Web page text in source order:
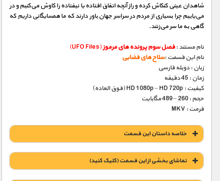
شناخت کودکان
طبیعت
فرهنگ / هنر
کیهان / نجوم
گردشگری
ماورایی
مسابقات / ورزشی
مستند های اختصاصی
شاهدان عینی كنكاش كرده و راز آنچه اتفاق‌ افتاده یا نیفتاده را کاوش می‌كنیم و در
می‌یابیم چرا بسیاری از مردم در سراسر جهان باور دارند که ما همسایگانی داریم که
گاهی به ما سر می‌زنند.
نام مستند :فصل سوم پرونده های مرموز(UFO Files)
نام این قسمت :سلاح های فضایی
زبان : دوبله فارسی
زمان : 45 دقیقه
کیفیت : HD 1080p – HD 720p (فوق العاده)
حجم : 260 – 489 مگابایت
فرمت : MKV
خلاصه داستان این قسمت
تماشای بخشی از این قسمت (کلیک کنید)